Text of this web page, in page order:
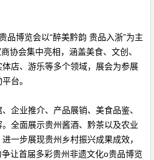
品博览会以“醉美黔韵 贵品入浙”为主
协会集中亮相，涵盖美食、文创、
店、游乐等多个领域，展会为参展
台。
企业推介、产品展销、美食品鉴、
全面展示贵州酱酒、黔茶以及农业
一步展现贵州乡村振兴成果成效，
让首届多彩贵州非遗文化o贵品博览